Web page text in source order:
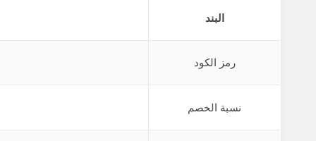
البند
رمز الكود
نسبة الخصم